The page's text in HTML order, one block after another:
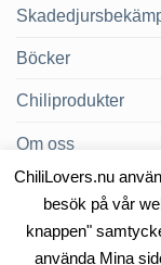
Böcker
Chiliprodukter
Om oss
Chilibloggen
ChiliLovers.nu
besök på vår
knappen"
använda Mina